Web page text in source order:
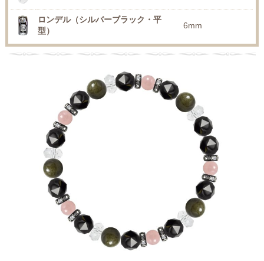
ロンデル（シルバーブラック・平
型）
6mm